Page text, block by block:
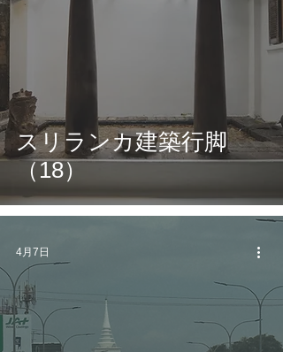
スリランカ建築行脚
（18）
4月7日